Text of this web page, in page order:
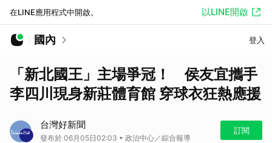
在LINE應用程式中開啟。 以LINE開啟
國內 登入
「新北國王」主場爭冠！ 侯友宜攜手
李四川現身新莊體育館 穿球衣狂熱應援
台灣好新聞
發布於 06月05日02:03 • 政治中心／綜合報導
訂閱